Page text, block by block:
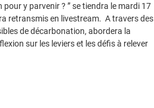
y parvenir ? ” se tiendra le mardi 17
retransmis en livestream. A travers des
de décarbonation, abordera la
sur les leviers et les défis à relever